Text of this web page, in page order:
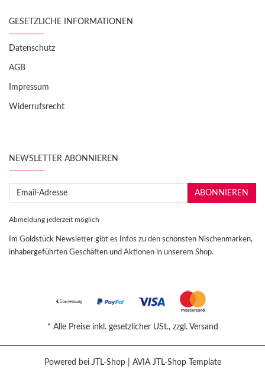
GESETZLICHE INFORMATIONEN
Datenschutz
AGB
Impressum
Widerrufsrecht
NEWSLETTER ABONNIEREN
Email-
Adresse
ABONNIEREN
Abmeldung jederzeit möglich
Im Goldstück Newsletter gibt es Infos zu den schönsten Nischenmarken,
inhabergeführten Geschäften und Aktionen in unserem Shop.
* Alle Preise inkl. gesetzlicher USt., zzgl. Versand
Powered bei JTL-Shop| AVIA JTL-Shop Template